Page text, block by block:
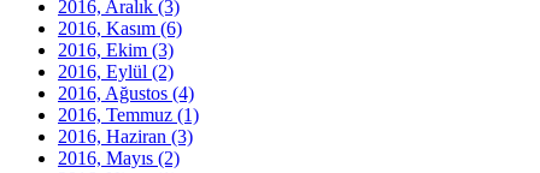
2016, Aralık (3)
2016, Kasım (6)
2016, Ekim (3)
2016, Eylül (2)
2016, Ağustos (4)
2016, Temmuz (1)
2016, Haziran (3)
2016, Mayıs (2)